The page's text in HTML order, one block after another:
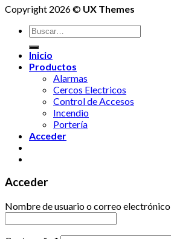
Copyright 2026 © UX Themes
Buscar
por:
Inicio
Productos
Alarmas
Cercos Electricos
Control de Accesos
Incendio
Portería
Acceder
Acceder
Nombre de usuario o correo electrónico